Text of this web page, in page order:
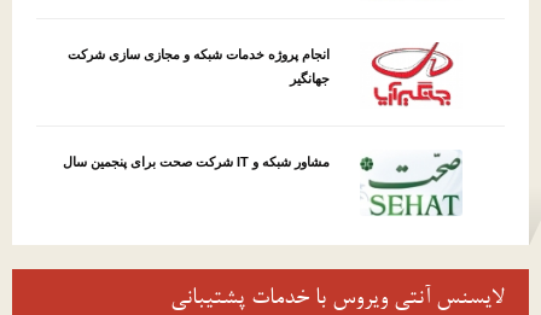
انجام پروژه خدمات شبکه و مجازی سازی شرکت
جهانگیر
مشاور شبکه و IT شرکت صحت برای پنجمین سال
لایسنس آنتی ویروس با خدمات پشتیبانی